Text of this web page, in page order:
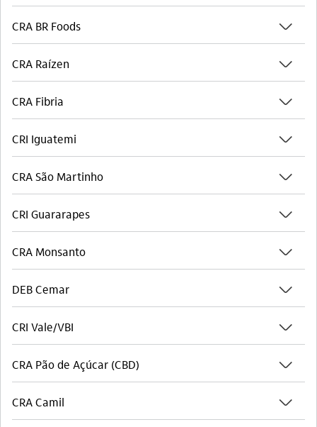
CRA BR Foods seta_baixo
CRA Raízen seta_baixo
CRA Fibria seta_baixo
CRI Iguatemi seta_baixo
CRA São Martinho seta_baixo
CRI Guararapes seta_baixo
CRA Monsanto seta_baixo
DEB Cemar seta_baixo
CRI Vale/VBI seta_baixo
CRA Pão de Açúcar (CBD) seta_baixo
CRA Camil seta_baixo